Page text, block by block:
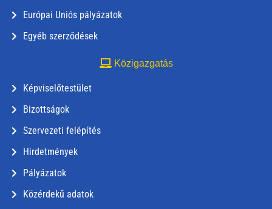
Európai Uniós pályázatok
Egyéb szerződések
Közigazgatás
Képviselőtestület
Bizottságok
Szervezeti felépítés
Hirdetmények
Pályázatok
Közérdekű adatok